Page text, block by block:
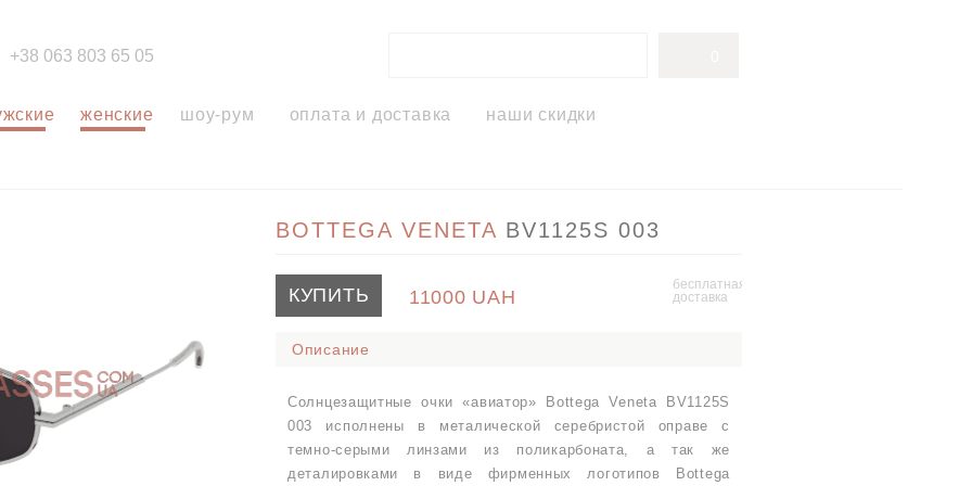
+38 063 803 65 05
женские шоу-рум оплата и доставка наши скидки
BOTTEGA VENETA BV1125S 003
КУПИТЬ 11000 UAH
бесплатная
доставка
Описание
Солнцезащитные очки «авиатор» Bottega Veneta BV1125S
003 исполнены в металической серебристой оправе с
темно-серыми линзами из поликарбоната, а так же
деталировками в виде фирменных логотипов Bottega